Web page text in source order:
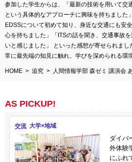
参加した学生からは、「最新の技術を用いて交
という具体的なアプローチに興味を持ちました
EDSSについて初めて知り、身近な交通にも安
心を持ちました」「ITSの話を聞き、交通事故
いと感じました」 といった感想が寄せられま
常に最先端の知見に触れ、学びを深められる環
HOME 追究 人間情報学部 森ゼミ 講演会
AS PICKUP!
交流
ダイバ
外体験
にふれ